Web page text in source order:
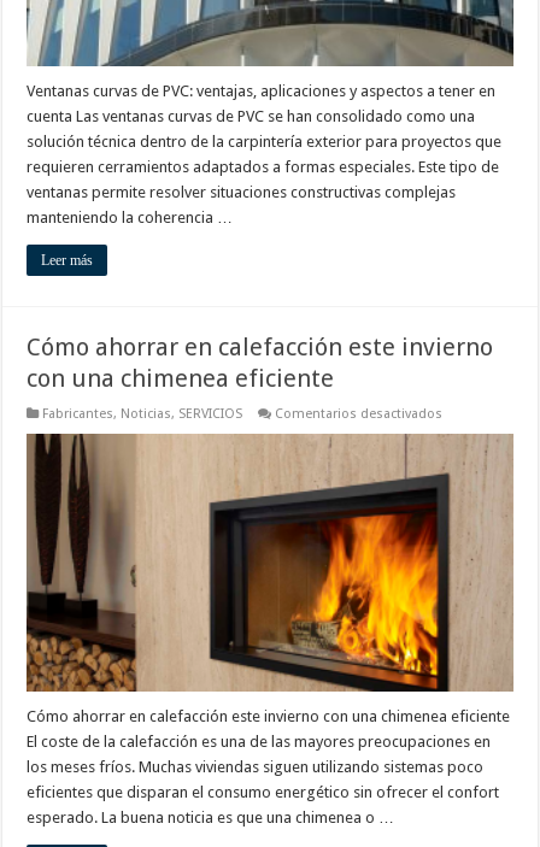
Ventanas curvas de PVC: ventajas, aplicaciones y aspectos a tener en
cuenta Las ventanas curvas de PVC se han consolidado como una
solución técnica dentro de la carpintería exterior para proyectos que
requieren cerramientos adaptados a formas especiales. Este tipo de
ventanas permite resolver situaciones constructivas complejas
manteniendo la coherencia …
Leer más
Cómo ahorrar en calefacción este invierno
con una chimenea eficiente
Fabricantes, Noticias, SERVICIOS Comentarios desactivados
calefacción
chimenea
Cómo ahorrar en calefacción este invierno con una chimenea eficiente
El coste de la calefacción es una de las mayores preocupaciones en
los meses fríos. Muchas viviendas siguen utilizando sistemas poco
eficientes que disparan el consumo energético sin ofrecer el confort
esperado. La buena noticia es que una chimenea o …